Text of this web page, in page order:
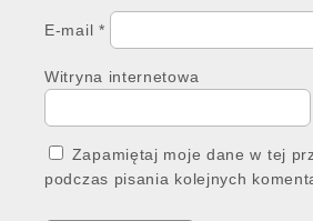
E-mail *
Witryna internetowa
Zapamiętaj moje dane w tej
podczas pisania kolejnych